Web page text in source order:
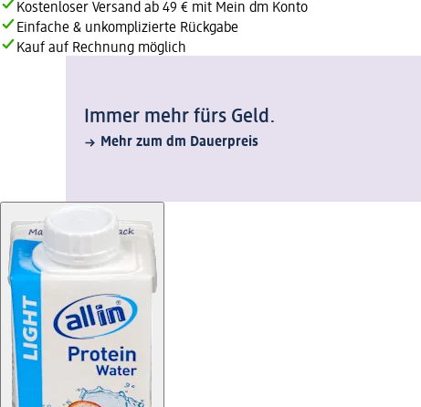
Kostenloser Versand ab 49 € mit Mein dm Konto
Einfache & unkomplizierte Rückgabe
Kauf auf Rechnung möglich
Immer mehr fürs Geld.
Mehr zum dm Dauerpreis